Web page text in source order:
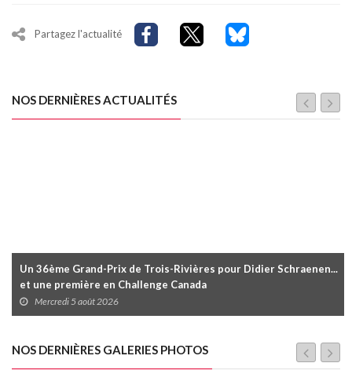
Partagez l'actualité
NOS DERNIÈRES ACTUALITÉS
Un 36ème Grand-Prix de Trois-Rivières pour Didier Schraenen...
et une première en Challenge Canada
Mercredi 5 août 2026
NOS DERNIÈRES GALERIES PHOTOS